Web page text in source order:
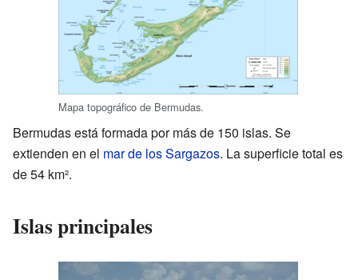
Mapa topográfico de Bermudas.
Bermudas está formada por más de 150 islas. Se
extienden en el mar de los Sargazos. La superficie total es
de 54 km².
Islas principales